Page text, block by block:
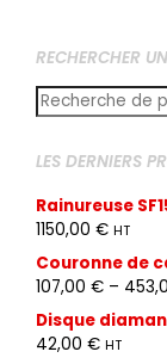
RECHERCHER
Recherche
pour :
LES DERNIERS
Rainureuse
1150,00 € HT
Couronne de
107,00 € –
Disque
42,00 € HT